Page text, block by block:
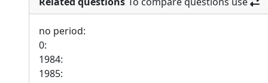
no period:
0:
1984:
1985: